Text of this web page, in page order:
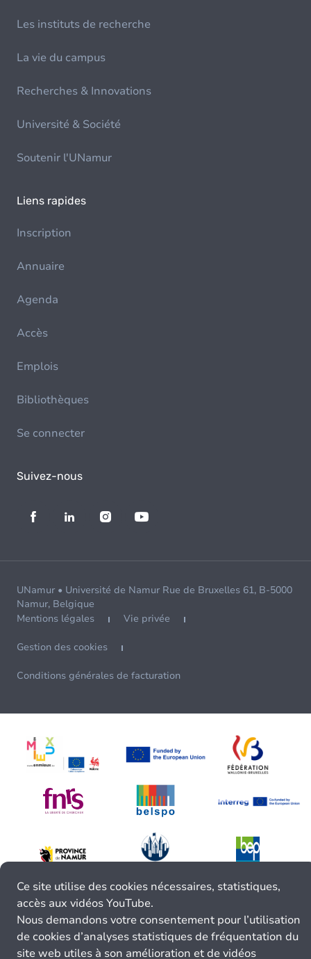
Les instituts de recherche
La vie du campus
Recherches & Innovations
Université & Société
Soutenir l'UNamur
Liens rapides
Inscription
Annuaire
Agenda
Accès
Emplois
Bibliothèques
Se connecter
Suivez-nous
UNamur • Université de Namur Rue de Bruxelles 61, B-5000
Namur, Belgique
Mentions légales
Vie privée
Gestion des cookies
Conditions générales de facturation
Ce site utilise des cookies nécessaires, statistiques,
accès aux vidéos YouTube.
Nous demandons votre consentement pour l’utilisation
de cookies d’analyses statistiques de fréquentation du
site web utiles à son amélioration et de vidéos